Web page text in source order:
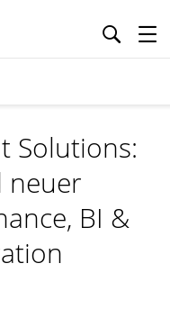
Solutions:
neuer
BI &